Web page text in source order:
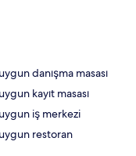
danışma masası
kayıt masası
iş merkezi
restoran